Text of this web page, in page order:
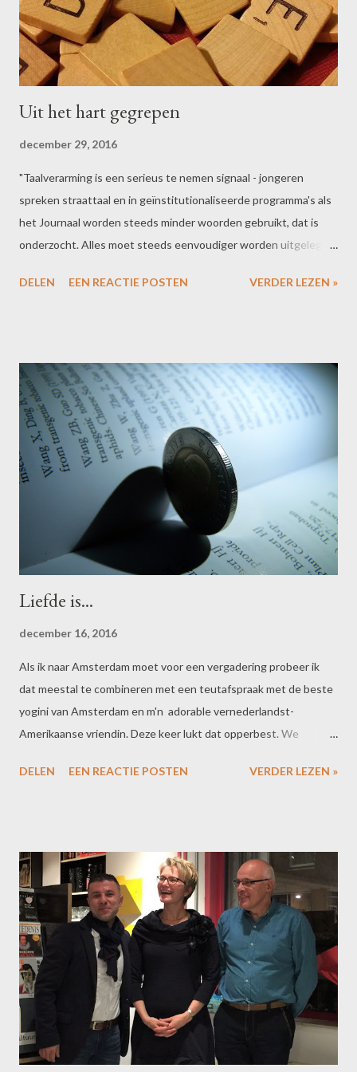
Uit het hart gegrepen
december 29, 2016
"Taalverarming is een serieus te nemen signaal - jongeren
spreken straattaal en in geïnstitutionaliseerde programma's als
het Journaal worden steeds minder woorden gebruikt, dat is
onderzocht. Alles moet steeds eenvoudiger worden uitgelegd.
discussiëren, blokkeert het gesprek en lonkt het geweld.
DELEN EEN REACTIE POSTEN VERDER LEZEN »
Liefde is...
december 16, 2016
Als ik naar Amsterdam moet voor een vergadering probeer ik
dat meestal te combineren met een teutafspraak met de beste
yogini van Amsterdam en m'n adorable vernederlandst-
Amerikaanse vriendin. Deze keer lukt dat opperbest. We
me altijd al een keer wilde laten zien en we nemen alle tijd om stil
dan als blijk van vriendschap trakteren op deze lunch?" "Nee!
Waarom?!", flapt m'n Hollandse trots er gelijk uit. Waarna ze met
pretoogjes en in haar aanstekelijke Neder-Amerikaans zegt:
"Well, omdat sometimes liefde gaat... door de portemonnee."
Love you to, sweety.
DELEN EEN REACTIE POSTEN VERDER LEZEN »